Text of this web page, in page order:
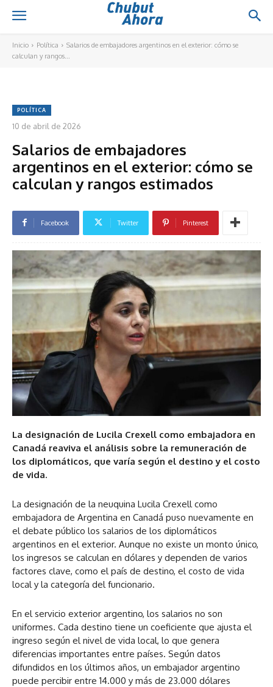
Inicio Política
Salarios de embajadores argentinos en el exterior: cómo se
calculan y rangos...
POLÍTICA
10 de abril de 2026
Salarios de embajadores
argentinos en el exterior: cómo se
calculan y rangos estimados
Facebook Twitter Pinterest
La designación de Lucila Crexell como embajadora en
Canadá reaviva el análisis sobre la remuneración de
los diplomáticos, que varía según el destino y el costo
de vida.
La designación de la neuquina Lucila Crexell como
embajadora de Argentina en Canadá puso nuevamente en
el debate público los salarios de los diplomáticos
argentinos en el exterior. Aunque no existe un monto único,
los ingresos se calculan en dólares y dependen de varios
factores clave, como el país de destino, el costo de vida
local y la categoría del funcionario.
En el servicio exterior argentino, los salarios no son
uniformes. Cada destino tiene un coeficiente que ajusta el
ingreso según el nivel de vida local, lo que genera
diferencias importantes entre países. Según datos
difundidos en los últimos años, un embajador argentino
puede percibir entre 14.000 y más de 23.000 dólares